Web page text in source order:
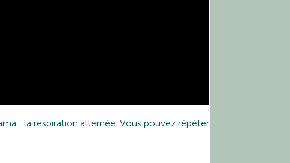
: la respiration alternée. Vous pouvez répéter